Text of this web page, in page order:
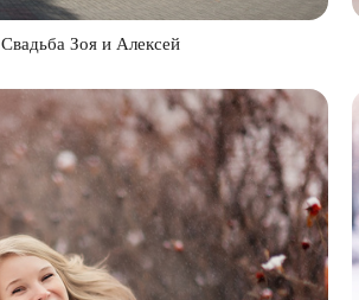
Свадьба Зоя и Алексей